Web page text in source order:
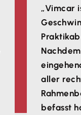
„Vimcar
aller
befasst